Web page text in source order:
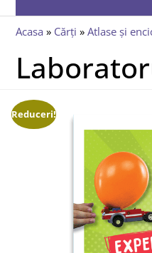
Acasa » Cărți » Atlase și
Reduceri!